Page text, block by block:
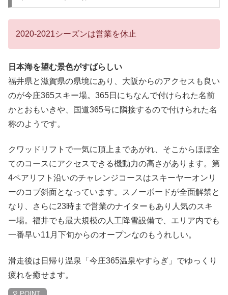
2020-2021シーズンは営業を休止
日本海を望む景色がすばらしい
福井県と滋賀県の県境にあり、大阪からのアクセスも良い
のが今庄365スキー場。365日にちなんで付けられた名前
かとおもいきや、国道365号に隣接するので付けられた名
称のようです。
クワッドリフトで一気に頂上まであがれ、そこからほぼ全
てのコースにアクセスできる機動力の高さがあります。第
4ペアリフト沿いのチャレンジコースはスキーヤーオンリ
ーのコブ斜面となっています。スノーボードが全面解禁と
なり、さらに23時まで営業のナイターもあり人気のスキ
ー場。福井でも最大規模の人工降雪設備で、エリア内でも
一番早い11月下旬からのオープンなのもうれしい。
滑走後は日帰り温泉「今庄365温泉やすらぎ」でゆっくり
疲れを癒せます。